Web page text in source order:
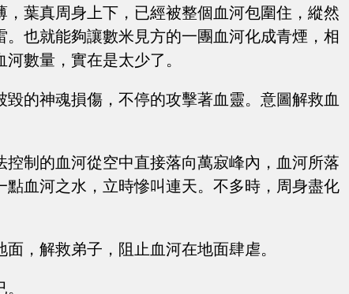
葉真周身上下，已經被整個血河包圍住，縱然
也就能夠讓數米見方的一團血河化成青煙，相
數量，實在是太少了。
毀的神魂損傷，不停的攻擊著血靈。意圖解救血
控制的血河從空中直接落向萬寂峰內，血河所落
血河之水，立時慘叫連天。不多時，周身盡化
，解救弟子，阻止血河在地面肆虐。